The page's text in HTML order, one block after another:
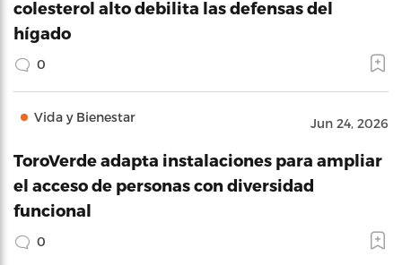
colesterol alto debilita las defensas del
hígado
0
Vida y Bienestar Jun 24, 2026
ToroVerde adapta instalaciones para ampliar
el acceso de personas con diversidad
funcional
0